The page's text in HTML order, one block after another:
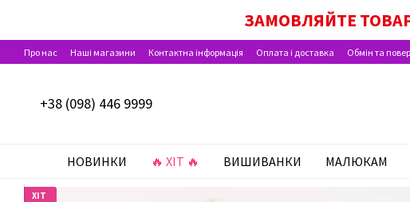
ЗАМОВЛЯЙТЕ
Про нас Наші магазини Контактна інформація Оплата і доставка Обмін та
Відгуки про магазин
+38 (098) 446 9999
НОВИНКИ 🔥 ХІТ 🔥 ВИШИВАНКИ МАЛЮКАМ
ХІТ